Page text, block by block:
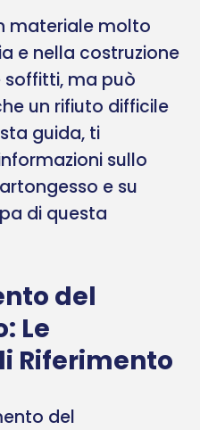
materiale molto
e nella costruzione
soffitti, ma può
un rifiuto difficile
guida, ti
sullo
e su
di questa
del
Le
Riferimento
del